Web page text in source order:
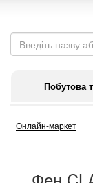
Побутова
Онлайн-маркет